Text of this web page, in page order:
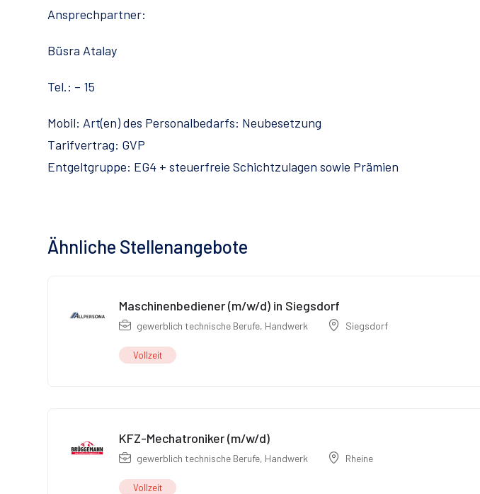
Ansprechpartner:
Büsra Atalay
Tel.: – 15
Mobil: Art(en) des Personalbedarfs: Neubesetzung
Tarifvertrag: GVP
Entgeltgruppe: EG4 + steuerfreie Schichtzulagen sowie Prämien
Ähnliche Stellenangebote
Maschinenbediener (m/w/d) in Siegsdorf
gewerblich technische Berufe, Handwerk Siegsdorf
Vollzeit
KFZ-Mechatroniker (m/w/d)
gewerblich technische Berufe, Handwerk Rheine
Vollzeit